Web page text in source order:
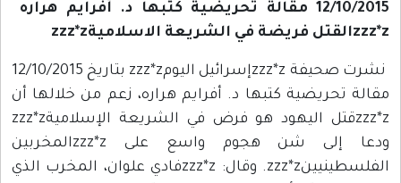
12/10/2015 مقالة تحريضية كتبها د. أفرايم هراره
zzz*zالقتل فريضة في الشريعة الاسلاميةzzz*z
نشرت صحيفة zzz*zإسرائيل اليومzzz*z بتاريخ 12/10/2015
مقالة تحريضية كتبها د. أفرايم هراره، زعم من خلالها أن
zzz*zقتل اليهود هو فرض في الشريعة الإسلاميةzzz*z
ودعا إلى شن هجوم واسع على zzz*zالمخربين
الفلسطينيينzzz*z. وقال: zzz*zفادي علوان، المخرب الذي